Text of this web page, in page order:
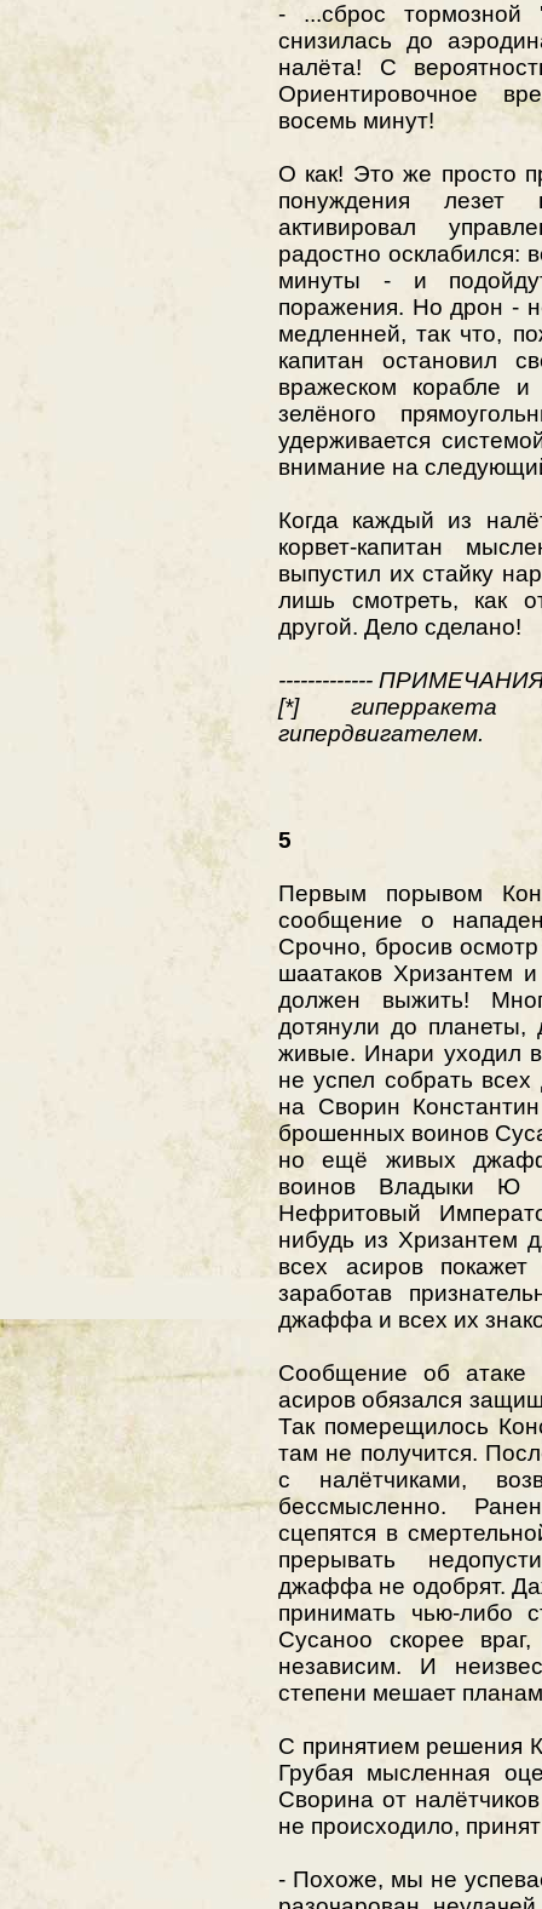
- ...сброс тормозной
снизилась до
налёта! С
Ориентировочное
восемь минут!
О как! Это же просто
понуждения лезет
активировал
радостно осклабился:
минуты - и
поражения. Но дрон -
медленней, так что,
капитан остановил
вражеском корабле
зелёного
удерживается
внимание на
Когда каждый из
корвет-капитан
выпустил их стайку
лишь смотреть, как
другой. Дело сделано!
------------- ПРИМЕЧАНИЯ
[*] гиперракета
гипердвигателем.
5
Первым порывом
сообщение о
Срочно, бросив
шаатаков Хризантем
должен выжить!
дотянули до
живые. Инари уходил
не успел собрать
на Сворин
брошенных воинов
но ещё живых
воинов Владыки
Нефритовый
нибудь из Хризантем
всех асиров
заработав
джаффа и всех их
Сообщение об атаке
асиров обязался
Так померещилось
там не получится.
с налётчиками,
бессмысленно.
сцепятся в
прерывать
джаффа не одобрят.
принимать чью-либо
Сусаноо скорее
независим. И
степени мешает
С принятием решения
Грубая мысленная
Сворина от
не происходило,
- Похоже, мы не